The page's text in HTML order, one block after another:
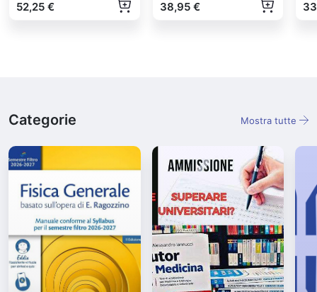
52,25 € 38,95 €
Categorie Mostra tutte